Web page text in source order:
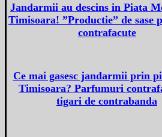
Jandarmii au descins in Piata
Timisoara! ”Productie” de sase
contrafacute
Ce mai gasesc jandarmii prin
Timisoara? Parfumuri
tigari de contrabanda